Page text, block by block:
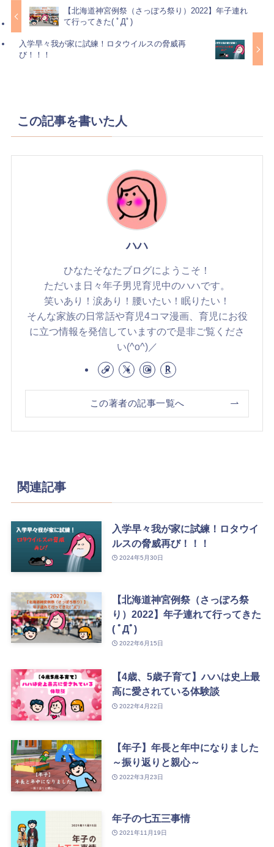
【北海道神宮例祭（さっぽろ祭り）2022】年子連れ
て行ってきた( ﾟДﾟ)
入学早々我が家に試練！ロタウイルスの脅威再
び！！！
この記事を書いた人
ハハ
ひなたそなたブログにようこそ！
ただいま日々年子男児育児中のハハです。
笑いあり！涙あり！腰いたい！眠りたい！
そんな家族の日常話や育児4コマ漫画、育児にお役
に立つ情報を発信していますので是非ご覧くださ
い(^o^)／
この著者の記事一覧へ
関連記事
入学早々我が家に試練！ロタウイ
ルスの脅威再び！！！
2024年5月30日
【北海道神宮例祭（さっぽろ祭
り）2022】年子連れて行ってきた
( ﾟДﾟ)
2022年6月15日
【4歳、5歳子育て】ハハは史上最
高に愛されている体験談
2022年4月22日
【年子】年長と年中になりました
～振り返りと親心～
2022年3月23日
年子の七五三事情
2021年11月19日